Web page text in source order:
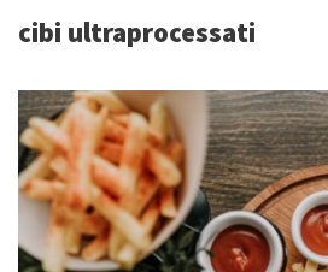
cibi ultraprocessati